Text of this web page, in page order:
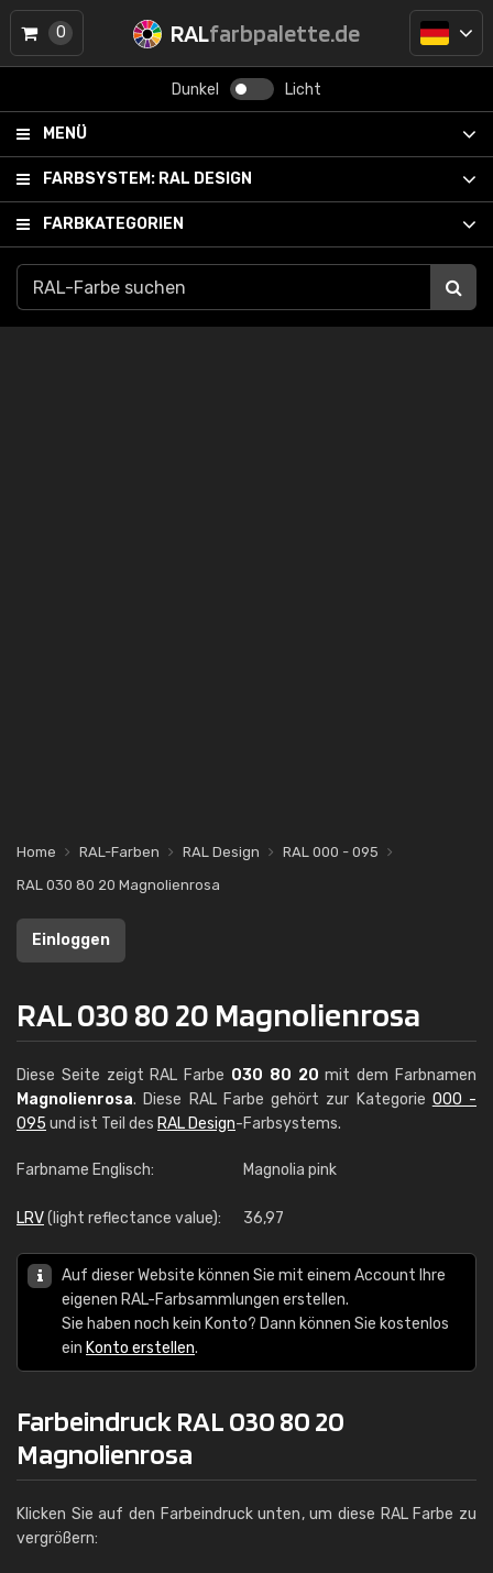
RALfarbpalette.de
Dunkel Licht
MENÜ
FARBSYSTEM: RAL DESIGN
FARBKATEGORIEN
0
Home RAL-Farben RAL Design
RAL 000 - 095
RAL 030 80 20 Magnolienrosa
Einloggen
RAL 030 80 20 Magnolienrosa
Diese Seite zeigt RAL Farbe 030 80 20 mit dem Farbnamen
Magnolienrosa. Diese RAL Farbe gehört zur Kategorie 000 -
095 und ist Teil des RAL Design-Farbsystems.
Farbname Englisch: Magnolia pink
LRV(light reflectance value): 36,97
Auf dieser Website können Sie mit einem Account Ihre
eigenen RAL-Farbsammlungen erstellen.
Sie haben noch kein Konto? Dann können Sie kostenlos
ein Konto erstellen.
Farbeindruck RAL 030 80 20
Magnolienrosa
Klicken Sie auf den Farbeindruck unten, um diese RAL Farbe zu
vergrößern: